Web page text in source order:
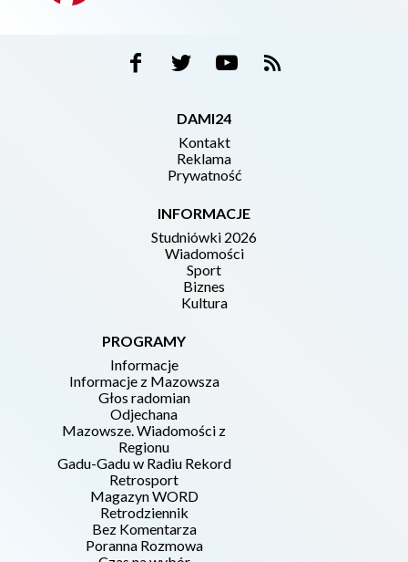
DAMI24
Kontakt
Reklama
Prywatność
INFORMACJE
Studniówki 2026
Wiadomości
Sport
Biznes
Kultura
PROGRAMY
Informacje
Informacje z Mazowsza
Głos radomian
Odjechana
Mazowsze. Wiadomości z
Regionu
Gadu-Gadu w Radiu Rekord
Retrosport
Magazyn WORD
Retrodziennik
Bez Komentarza
Poranna Rozmowa